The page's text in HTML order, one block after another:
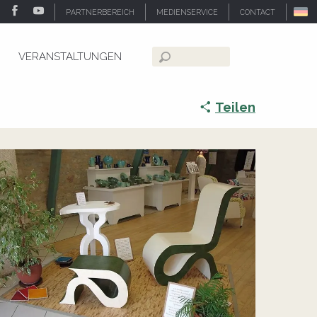
PARTNERBEREICH MEDIENSERVICE CONTACT
VERANSTALTUNGEN
Suche
Teilen